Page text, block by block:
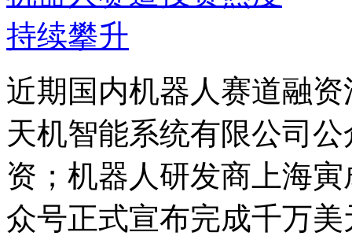
近期国内机器人赛道融
天机智能系统有限公司
资；机器人研发商上海
众号正式宣布完成千万